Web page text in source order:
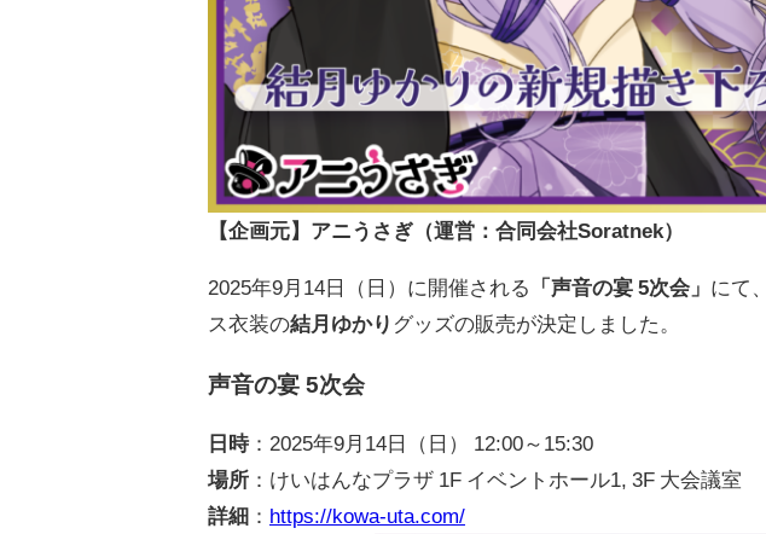
【企画元】アニうさぎ（運営：合同会社Soratnek）
2025年9月14日（日）に開催される 「声音の宴 5次会」 にて
ス衣装の結月ゆかり グッズの販売が決定しました。
声音の宴 5次会
日時：2025年9月14日（日） 12:00～15:30
場所 ：けいはんなプラザ 1F イベントホール1, 3F 大会議室
詳細 ： https://kowa-uta.com/